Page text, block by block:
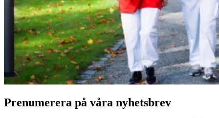
Prenumerera på våra nyhetsbrev